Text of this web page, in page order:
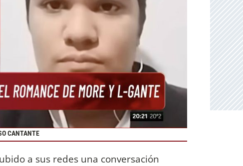
CANTANTE
a sus redes una conversación